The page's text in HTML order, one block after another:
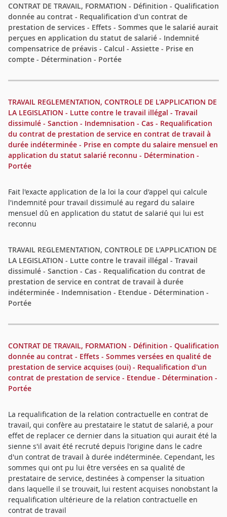
CONTRAT DE TRAVAIL, FORMATION - Définition - Qualification
donnée au contrat - Requalification d'un contrat de
prestation de services - Effets - Sommes que le salarié aurait
perçues en application du statut de salarié - Indemnité
compensatrice de préavis - Calcul - Assiette - Prise en
compte - Détermination - Portée
TRAVAIL REGLEMENTATION, CONTROLE DE L'APPLICATION DE
LA LEGISLATION - Lutte contre le travail illégal - Travail
dissimulé - Sanction - Indemnisation - Cas - Requalification
du contrat de prestation de service en contrat de travail à
durée indéterminée - Prise en compte du salaire mensuel en
application du statut salarié reconnu - Détermination -
Portée
Fait l'exacte application de la loi la cour d'appel qui calcule
l'indemnité pour travail dissimulé au regard du salaire
mensuel dû en application du statut de salarié qui lui est
reconnu
TRAVAIL REGLEMENTATION, CONTROLE DE L'APPLICATION DE
LA LEGISLATION - Lutte contre le travail illégal - Travail
dissimulé - Sanction - Cas - Requalification du contrat de
prestation de service en contrat de travail à durée
indéterminée - Indemnisation - Etendue - Détermination -
Portée
CONTRAT DE TRAVAIL, FORMATION - Définition - Qualification
donnée au contrat - Effets - Sommes versées en qualité de
prestation de service acquises (oui) - Requalification d'un
contrat de prestation de service - Etendue - Détermination -
Portée
La requalification de la relation contractuelle en contrat de
travail, qui confère au prestataire le statut de salarié, a pour
effet de replacer ce dernier dans la situation qui aurait été la
sienne s'il avait été recruté depuis l'origine dans le cadre
d'un contrat de travail à durée indéterminée. Cependant, les
sommes qui ont pu lui être versées en sa qualité de
prestataire de service, destinées à compenser la situation
dans laquelle il se trouvait, lui restent acquises nonobstant la
requalification ultérieure de la relation contractuelle en
contrat de travail